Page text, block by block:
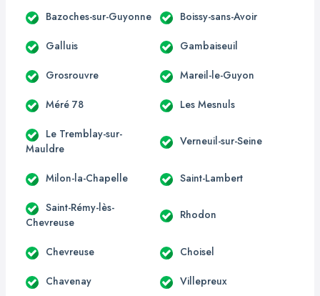
Bazoches-sur-Guyonne Boissy-sans-Avoir
Galluis Gambaiseuil
Grosrouvre Mareil-le-Guyon
Méré 78 Les Mesnuls
Le Tremblay-sur-
Mauldre
Verneuil-sur-Seine
Milon-la-Chapelle Saint-Lambert
Saint-Rémy-lès-
Chevreuse
Rhodon
Chevreuse Choisel
Chavenay Villepreux